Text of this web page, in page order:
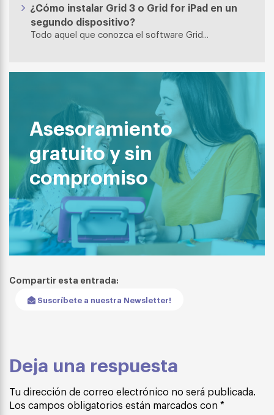
¿Cómo instalar Grid 3 o Grid for iPad en un
segundo dispositivo?
Todo aquel que conozca el software Grid...
Asesoramiento
gratuito y sin
compromiso
Compartir esta entrada:
Suscríbete a nuestra Newsletter!
Deja una respuesta
Tu dirección de correo electrónico no será publicada.
Los campos obligatorios están marcados con *